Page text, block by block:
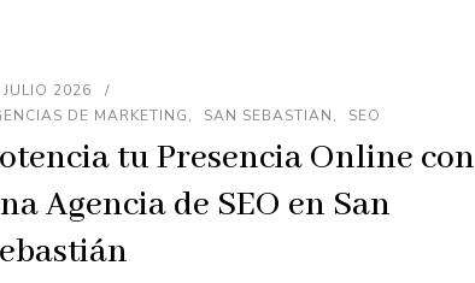
JULIO 2026
DE MARKETING
SAN SEBASTIAN SEO
tu Presencia Online con
Agencia de SEO en San